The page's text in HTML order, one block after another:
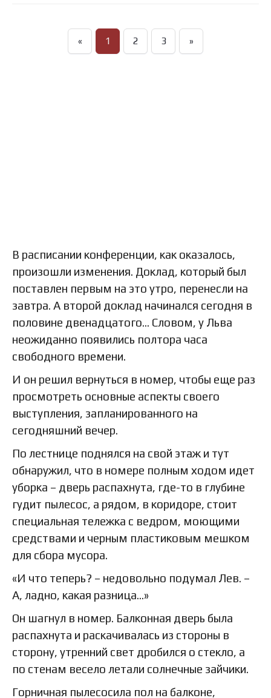
« 1 2 3 »
В расписании конференции, как оказалось,
произошли изменения. Доклад, который был
поставлен первым на это утро, перенесли на
завтра. А второй доклад начинался сегодня в
половине двенадцатого… Словом, у Льва
неожиданно появились полтора часа
свободного времени.
И он решил вернуться в номер, чтобы еще раз
просмотреть основные аспекты своего
выступления, запланированного на
сегодняшний вечер.
По лестнице поднялся на свой этаж и тут
обнаружил, что в номере полным ходом идет
уборка – дверь распахнута, где-то в глубине
гудит пылесос, а рядом, в коридоре, стоит
специальная тележка с ведром, моющими
средствами и черным пластиковым мешком
для сбора мусора.
«И что теперь? – недовольно подумал Лев. –
А, ладно, какая разница…»
Он шагнул в номер. Балконная дверь была
распахнута и раскачивалась из стороны в
сторону, утренний свет дробился о стекло, а
по стенам весело летали солнечные зайчики.
Горничная пылесосила пол на балконе,